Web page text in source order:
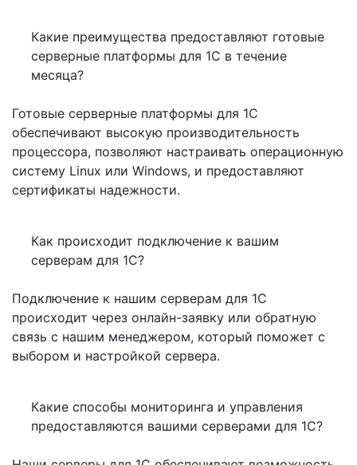
Какие преимущества предоставляют готовые
серверные платформы для 1С в течение
месяца?
Готовые серверные платформы для 1С
обеспечивают высокую производительность
процессора, позволяют настраивать операционную
систему Linux или Windows, и предоставляют
сертификаты надежности.
Как происходит подключение к вашим
серверам для 1С?
Подключение к нашим серверам для 1С
происходит через онлайн-заявку или обратную
связь с нашим менеджером, который поможет с
выбором и настройкой сервера.
Какие способы мониторинга и управления
предоставляются вашими серверами для 1С?